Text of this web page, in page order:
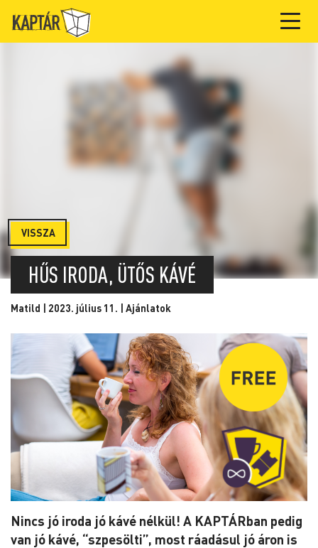
VISSZA
HŰS IRODA, ÜTŐS KÁVÉ
Matild | 2023. július 11. | Ajánlatok
Nincs jó iroda jó kávé nélkül! A KAPTÁRban pedig
van jó kávé, “szpesölti”, most ráadásul jó áron is